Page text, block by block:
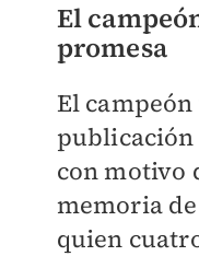
El
promesa
El
publicación
con motivo
memoria
quien